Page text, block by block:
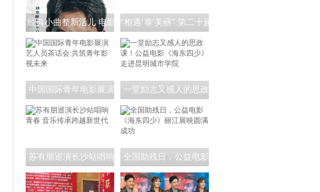
经典小曲整新活儿 电影
《探清水河：重生》角
色海报暗藏时间迷局
“相遇‘泰'美丽”:第二十届
亚太中国精英校长团赴
泰考察圆满成功
中国国际青年电影展演
艺人员茶话会:共筑青年
影视未来
一堂励志又感人的思政
课！公益电影《海东四
少》走进昆明城市学院
苏有朋巡演长沙站唱响
青春 音乐传承跨越新世
全国助残日，公益电影
《海东四少》丽江展映